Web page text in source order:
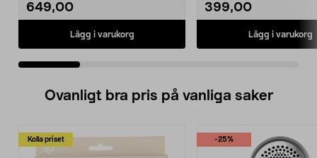
649,00
Lägg i varukorg
399,00
Lägg i varukorg
Ovanligt bra pris på vanliga saker
Kolla priset -25%